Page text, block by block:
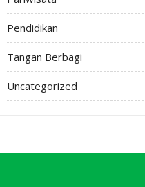
Pendidikan
Tangan Berbagi
Uncategorized